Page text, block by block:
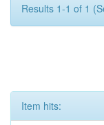
Results 1-1 of 1
Item hits: